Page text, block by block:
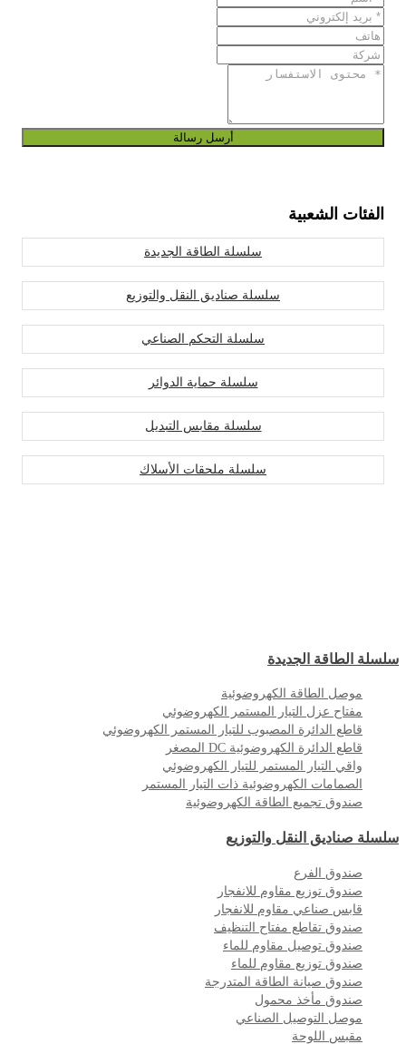
أرسل رسالة
الفئات الشعبية
سلسلة الطاقة الجديدة
سلسلة صناديق النقل والتوزيع
سلسلة التحكم الصناعي
سلسلة حماية الدوائر
سلسلة مقابس التبديل
سلسلة ملحقات الأسلاك
سلسلة الطاقة الجديدة
موصل الطاقة الكهروضوئية
مفتاح عزل التيار المستمر الكهروضوئي
قاطع الدائرة المصبوب للتيار المستمر الكهروضوئي
قاطع الدائرة الكهروضوئية DC المصغر
واقي التيار المستمر للتيار الكهروضوئي
الصمامات الكهروضوئية ذات التيار المستمر
صندوق تجميع الطاقة الكهروضوئية
سلسلة صناديق النقل والتوزيع
صندوق الفرع
صندوق توزيع مقاوم للانفجار
قابس صناعي مقاوم للانفجار
صندوق تقاطع مفتاح التنظيف
صندوق توصيل مقاوم للماء
صندوق توزيع مقاوم للماء
صندوق صيانة الطاقة المتدرجة
صندوق مأخذ محمول
موصل التوصيل الصناعي
مقبس اللوحة